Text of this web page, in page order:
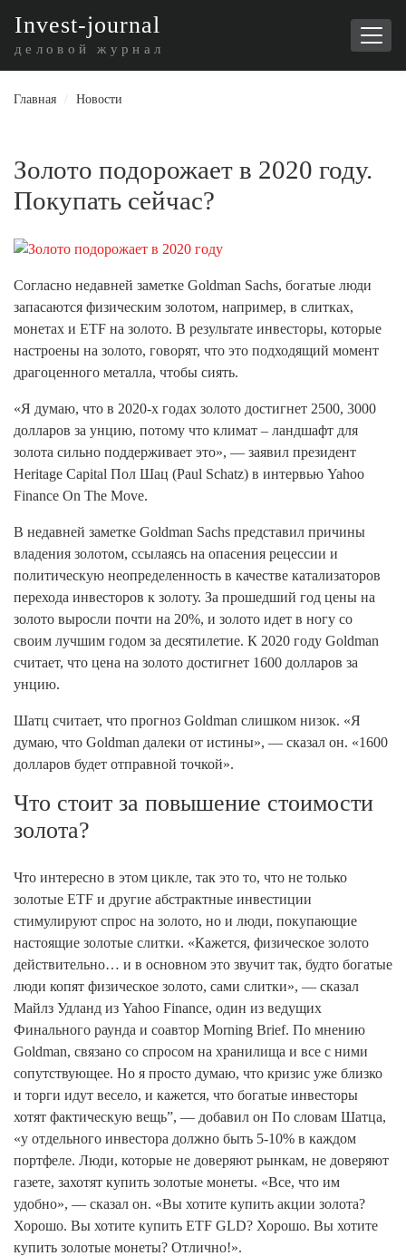
Invest-journal
деловой журнал
Главная / Новости
Золото подорожает в 2020 году.
Покупать сейчас?
Согласно недавней заметке Goldman Sachs, богатые люди
запасаются физическим золотом, например, в слитках,
монетах и ETF на золото. В результате инвесторы, которые
настроены на золото, говорят, что это подходящий момент
драгоценного металла, чтобы сиять.
«Я думаю, что в 2020-х годах золото достигнет 2500, 3000
долларов за унцию, потому что климат – ландшафт для
золота сильно поддерживает это», — заявил президент
Heritage Capital Пол Шац (Paul Schatz) в интервью Yahoo
Finance On The Move.
В недавней заметке Goldman Sachs представил причины
владения золотом, ссылаясь на опасения рецессии и
политическую неопределенность в качестве катализаторов
перехода инвесторов к золоту. За прошедший год цены на
золото выросли почти на 20%, и золото идет в ногу со
своим лучшим годом за десятилетие. К 2020 году Goldman
считает, что цена на золото достигнет 1600 долларов за
унцию.
Шатц считает, что прогноз Goldman слишком низок. «Я
думаю, что Goldman далеки от истины», — сказал он. «1600
долларов будет отправной точкой».
Что стоит за повышение стоимости
золота?
Что интересно в этом цикле, так это то, что не только
золотые ETF и другие абстрактные инвестиции
стимулируют спрос на золото, но и люди, покупающие
настоящие золотые слитки. «Кажется, физическое золото
действительно… и в основном это звучит так, будто богатые
люди копят физическое золото, сами слитки», — сказал
Майлз Удланд из Yahoo Finance, один из ведущих
Финального раунда и соавтор Morning Brief. По мнению
Goldman, связано со спросом на хранилища и все с ними
сопутствующее. Но я просто думаю, что кризис уже близко
и торги идут весело, и кажется, что богатые инвесторы
хотят фактическую вещь”, — добавил он По словам Шатца,
«у отдельного инвестора должно быть 5-10% в каждом
портфеле. Люди, которые не доверяют рынкам, не доверяют
газете, захотят купить золотые монеты. «Все, что им
удобно», — сказал он. «Вы хотите купить акции золота?
Хорошо. Вы хотите купить ETF GLD? Хорошо. Вы хотите
купить золотые монеты? Отлично!».